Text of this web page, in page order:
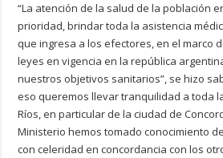
“La atención de la salud de la población
prioridad, brindar toda la asistencia
que ingresa a los efectores, en el marco
leyes en vigencia en la república
nuestros objetivos sanitarios”, se hizo
eso queremos llevar tranquilidad a toda
Ríos, en particular de la ciudad de
Ministerio hemos tomado conocimiento
con celeridad en concordancia con los